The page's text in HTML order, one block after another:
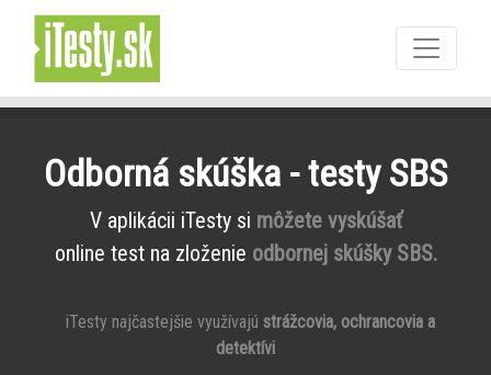
Odborná skúška - testy SBS
V aplikácii iTesty si môžete vyskúšať
online test na zloženie odbornej skúšky SBS.
iTesty najčastejšie využívajú strážcovia, ochrancovia a
detektívi